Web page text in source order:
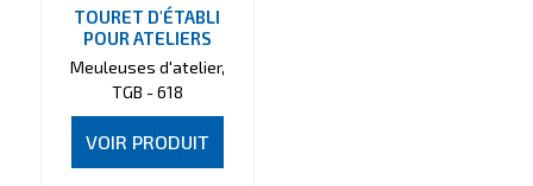
TOURET D'ÉTABLI
POUR ATELIERS
Meuleuses d'atelier,
TGB - 618
VOIR PRODUIT